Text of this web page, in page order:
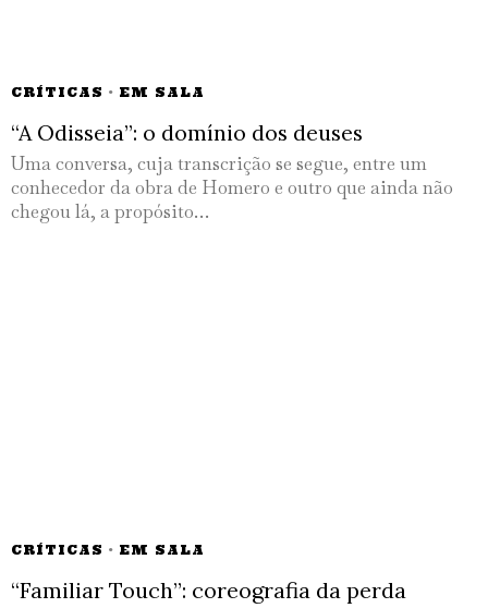
CRÍTICAS · EM SALA
“A Odisseia”: o domínio dos deuses
Uma conversa, cuja transcrição se segue, entre um
conhecedor da obra de Homero e outro que ainda não
chegou lá, a propósito…
CRÍTICAS · EM SALA
“Familiar Touch”: coreografia da perda